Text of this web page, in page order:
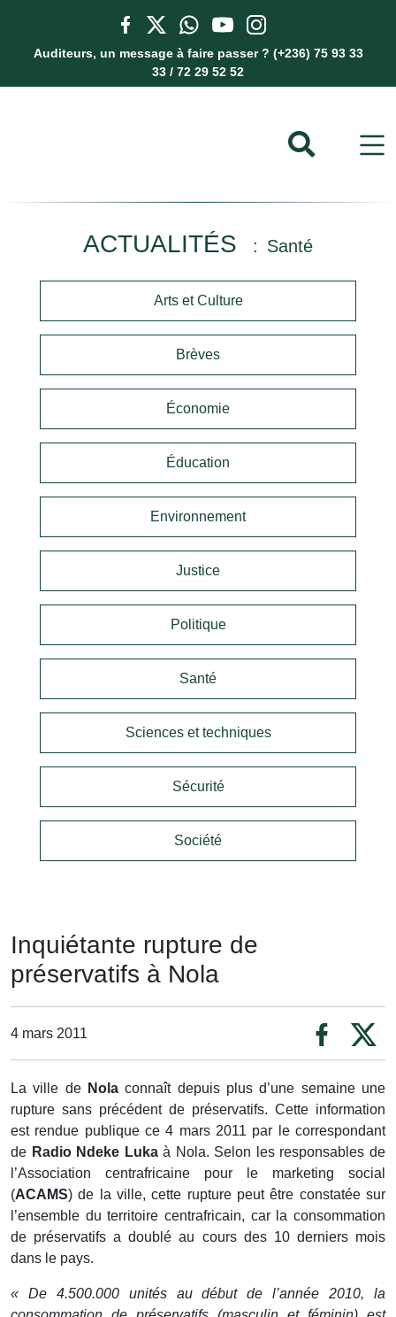
Auditeurs, un message à faire passer ? (+236) 75 93 33
33 / 72 29 52 52
ACTUALITÉS Santé
Arts et Culture
Brèves
Économie
Éducation
Environnement
Justice
Politique
Santé
Sciences et techniques
Sécurité
Société
Inquiétante rupture de
préservatifs à Nola
4 mars 2011
La ville de Nola connaît depuis plus d’une semaine une
rupture sans précédent de préservatifs. Cette information
est rendue publique ce 4 mars 2011 par le correspondant
de Radio Ndeke Lukaà Nola. Selon les responsables de
l’Association centrafricaine pour le marketing social
(ACAMS) de la ville, cette rupture peut être constatée sur
l’ensemble du territoire centrafricain, car la consommation
de préservatifs a doublé au cours des 10 derniers mois
dans le pays.
« De 4.500.000 unités au début de l’année 2010, la